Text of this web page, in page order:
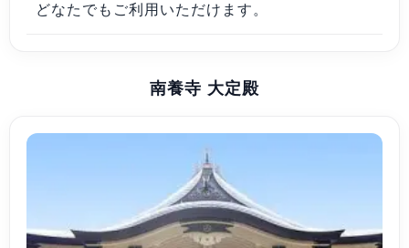
どなたでもご利用いただけます。
南養寺 大定殿